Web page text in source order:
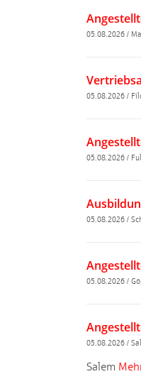
05.08.2026 /
05.08.2026 /
05.08.2026 /
05.08.2026 /
05.08.2026 /
05.08.2026 /
Salem